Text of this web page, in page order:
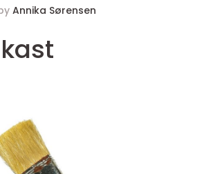
Annika Sørensen